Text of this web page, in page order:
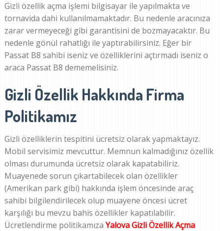
Gizli özellik açma işlemi bilgisayar ile yapılmakta ve
tornavida dahi kullanılmamaktadır. Bu nedenle aracınıza
zarar vermeyeceği gibi garantisini de bozmayacaktır. Bu
nedenle gönül rahatlığı ile yaptırabilirsiniz. Eğer bir
Passat B8 sahibi iseniz ve özelliklerini açtırmadı iseniz o
araca Passat B8 dememelisiniz.
Gizli Özellik Hakkında Firma
Politikamız
Gizli özelliklerin tespitini ücretsiz olarak yapmaktayız.
Mobil servisimiz mevcuttur. Memnun kalmadığınız özellik
olması durumunda ücretsiz olarak kapatabiliriz.
Muayenede sorun çıkartabilecek olan özellikler
(Amerikan park gibi) hakkında işlem öncesinde araç
sahibi bilgilendirilecek olup muayene öncesi ücret
karşılığı bu mevzu bahis özellikler kapatılabilir.
Ücretlendirme politikamıza Yalova Gizli Özellik Açma